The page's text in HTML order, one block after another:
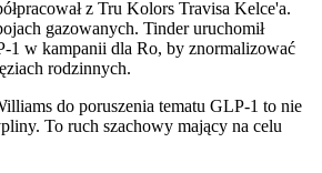
z Tru Kolors Travisa Kelce'a.
gazowanych. Tinder uruchomił
1 w kampanii dla Ro, by znormalizować
rodzinnych.
do poruszenia tematu GLP-1 to nie
To ruch szachowy mający na celu